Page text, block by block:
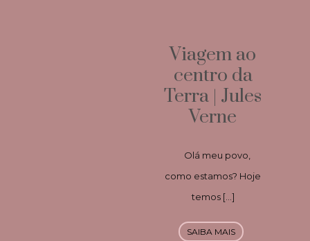
Viagem ao
centro da
Terra | Jules
Verne
Olá meu povo,
como estamos? Hoje
temos […]
SAIBA MAIS